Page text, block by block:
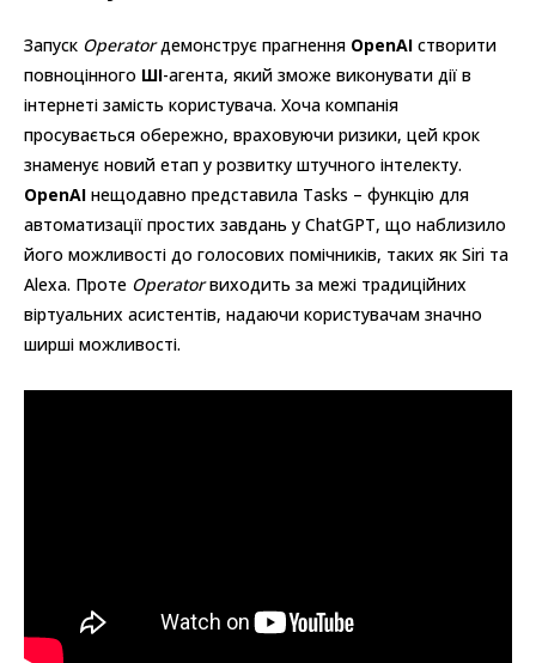
Запуск Operatorдемонструє прагнення OpenAI створити
повноцінного ШІ-агента, який зможе виконувати дії в
інтернеті замість користувача. Хоча компанія
просувається обережно, враховуючи ризики, цей крок
знаменує новий етап у розвитку штучного інтелекту.
OpenAI нещодавно представила Tasks – функцію для
автоматизації простих завдань у ChatGPT, що наблизило
його можливості до голосових помічників, таких як Siri та
Alexa. Проте Operatorвиходить за межі традиційних
віртуальних асистентів, надаючи користувачам значно
ширші можливості.